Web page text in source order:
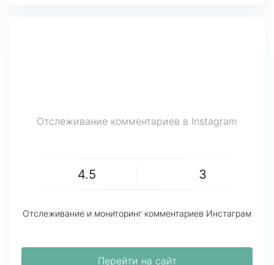
Отслеживание комментариев в Instagram
4.5 3
Отслеживание и мониторинг комментариев Инстаграм
Перейти на сайт